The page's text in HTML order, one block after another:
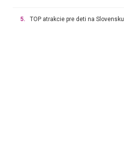
5. TOP atrakcie pre deti na Slovensku